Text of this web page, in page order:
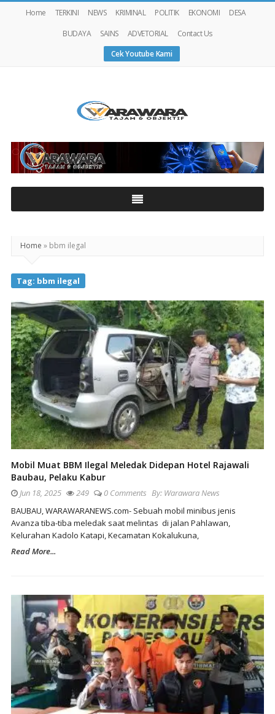
Home TERKINI NEWS KRIMINAL POLITIK EKONOMI
DESA
BUDAYA
SAINS ADVETORIAL
Contact Us
Cek Youtube Kami
Warawaranews
Home » bbm ilegal
Tag: bbm ilegal
Mobil Muat BBM Ilegal Meledak Didepan Hotel Rajawali
Baubau, Pelaku Kabur
Jun 18, 2025 249 0 Comments By: Warawara News
BAUBAU, WARAWARANEWS.com- Sebuah mobil minibus jenis
Avanza tiba-tiba meledak saat melintas di jalan Pahlawan,
Kelurahan Kadolo Katapi, Kecamatan Kokalukuna,
Read More...